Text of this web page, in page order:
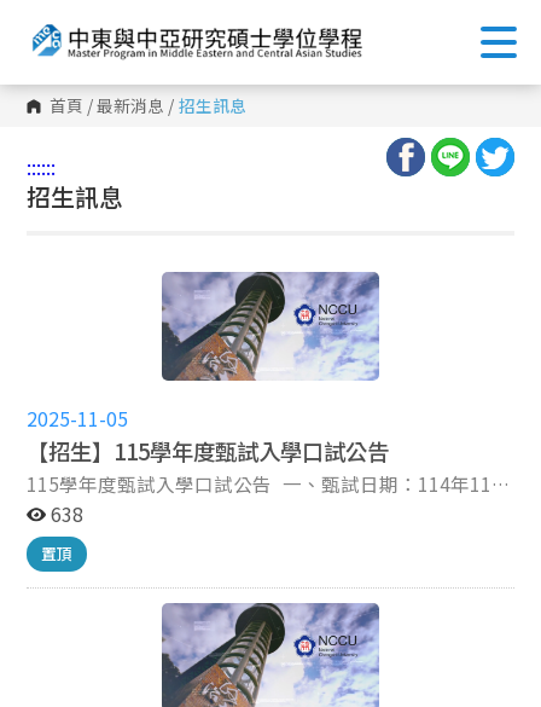
首頁 /最新消息 / 招生訊息
::::::
招生訊息
2025-11-05
【招生】115學年度甄試入學口試公告
115學年度甄試入學口試公告 一、甄試日期：114年11月
8日 星期六 二、類 別：一般生 ​三、甄試名單（共10
名）： 准考證號 姓 名 61910001 張 O 宸 61910002
陳 O 竣 61910003 陳 O 霏 61910004 張 O 慈
61910005 吳 O 融 61910006 蔡 O 萱 61910007 游 O
諺 61910008 成 O 翔 61910009 吳 O 薰 61910010 廖
開始 六、口試報到地點：國立政治大學 中東與中亞研究
碩士學位學程辦公室 (地址：11605 台北市文山區指南路
638
置頂